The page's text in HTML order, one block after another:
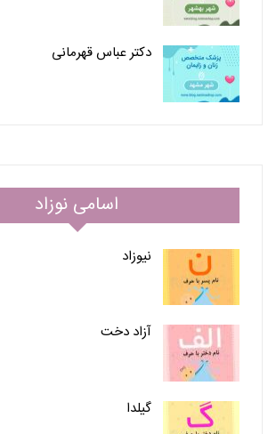
دکتر عباس قهرمانی
اسامی نوزاد
نیوزاد
آزاد دخت
گیلدا